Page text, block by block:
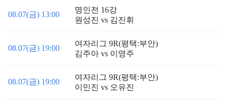
08.07(금) 13:00
명인전 16강
원성진 vs 김진휘
08.07(금) 19:00
여자리그 9R(평택:부안)
김주아 vs 이영주
08.07(금) 19:00
여자리그 9R(평택:부안)
이민진 vs 오유진